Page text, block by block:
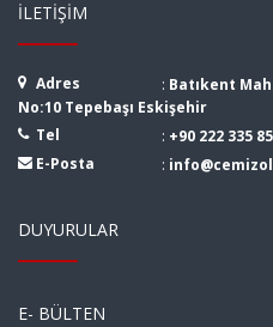
İLETIŞIM
Adres : Batıkent
No:10 Tepebaşı Eskişehir
Tel
: +90 222 335
E-Posta
:
DUYURULAR
E- BÜLTEN